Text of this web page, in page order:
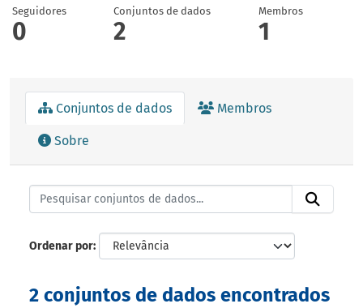
Seguidores
0
Conjuntos de dados
2
Membros
1
Conjuntos de dados Membros
Sobre
Ordenar por
2 conjuntos de dados encontrados